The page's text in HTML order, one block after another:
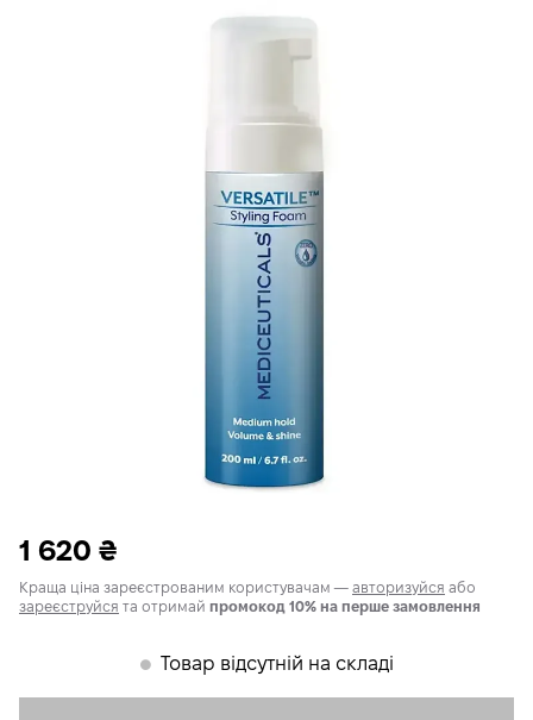
1 620 ₴
Краща ціна зареєстрованим користувачам — авторизуйся або
зареєструйся та отримай промокод 10% на перше замовлення
𒊹 Товар відсутній на складі